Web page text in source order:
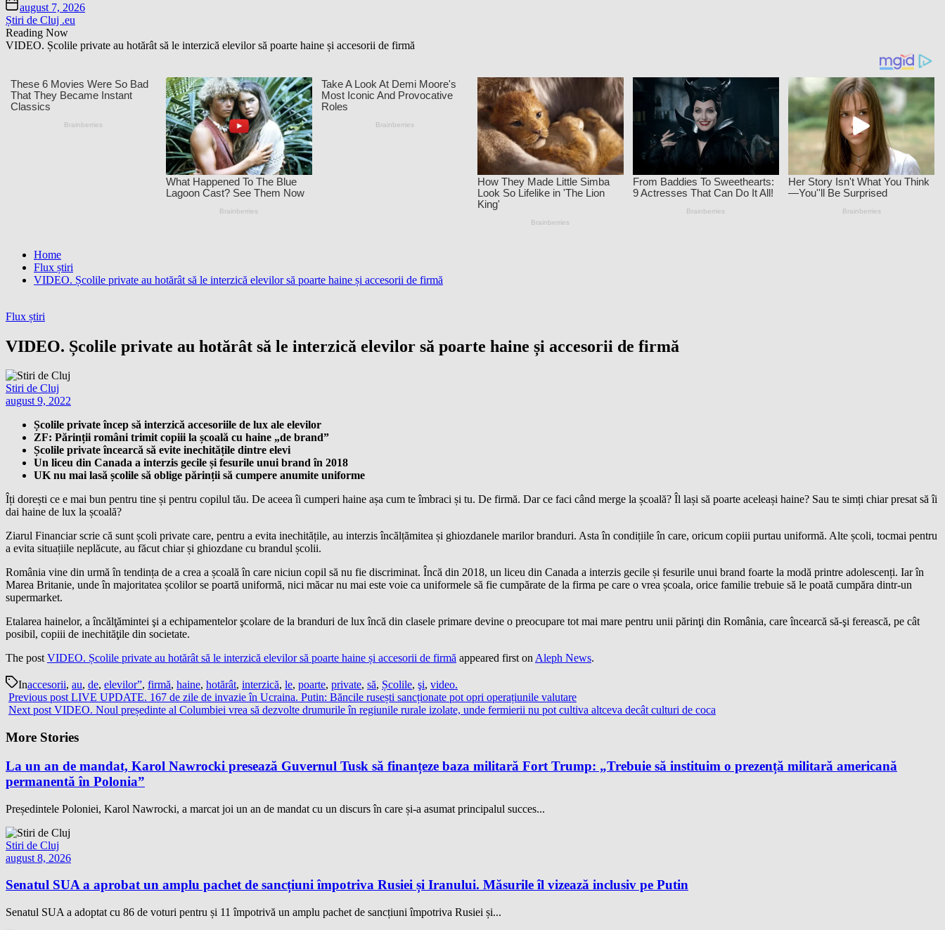
august 7, 2026
Știri de Cluj .eu
Reading Now
VIDEO. Școlile private au hotărât să le interzică elevilor să poarte haine și accesorii de firmă
Home
Flux știri
VIDEO. Școlile private au hotărât să le interzică elevilor să poarte haine și accesorii de firmă
Flux știri
VIDEO. Școlile private au hotărât să le interzică elevilor să poarte haine și accesorii de firmă
Stiri de Cluj
august 9, 2022
Școlile private încep să interzică accesoriile de lux ale elevilor
ZF: Părinții români trimit copiii la școală cu haine „de brand”
Școlile private încearcă să evite inechitățile dintre elevi
Un liceu din Canada a interzis gecile și fesurile unui brand în 2018
UK nu mai lasă școlile să oblige părinții să cumpere anumite uniforme
Îți dorești ce e mai bun pentru tine și pentru copilul tău. De aceea îi cumperi haine așa cum te îmbraci și tu. De firmă. Dar ce faci când merge la școală? Îl lași să poarte aceleași haine? Sau te simți chiar presat să îi
dai haine de lux la școală?
Ziarul Financiar scrie că sunt școli private care, pentru a evita inechitățile, au interzis încălțămitea și ghiozdanele marilor branduri. Asta în condițiile în care, oricum copiii purtau uniformă. Alte școli, tocmai pentru
a evita situațiile neplăcute, au făcut chiar și ghiozdane cu brandul școlii.
România vine din urmă în tendința de a crea a școală în care niciun copil să nu fie discriminat. Încă din 2018, un liceu din Canada a interzis gecile și fesurile unui brand foarte la modă printre adolescenți. Iar în
Marea Britanie, unde în majoritatea școlilor se poartă uniformă, nici măcar nu mai este voie ca uniformele să fie cumpărate de la firma pe care o vrea școala, orice familie trebuie să le poată cumpăra dintr-un
supermarket.
Etalarea hainelor, a încălţămintei şi a echipamentelor şcolare de la branduri de lux încă din clasele primare devine o preocupare tot mai mare pentru unii părinţi din România, care încearcă să-şi ferească, pe cât
posibil, copiii de inechităţile din societate.
The postVIDEO. Școlile private au hotărât să le interzică elevilor să poarte haine și accesorii de firmă appeared first onAleph News.
Inaccesorii, au, de, elevilor”, firmă, haine, hotărât, interzică, le, poarte, private, să, Școlile, şi, video.
Previous post LIVE UPDATE. 167 de zile de invazie în Ucraina. Putin: Băncile rusești sancționate pot opri operațiunile valutare
Next post VIDEO. Noul președinte al Columbiei vrea să dezvolte drumurile în regiunile rurale izolate, unde fermierii nu pot cultiva altceva decât culturi de coca
More Stories
La un an de mandat, Karol Nawrocki presează Guvernul Tusk să finanțeze baza militară Fort Trump: „Trebuie să instituim o prezență militară americană
permanentă în Polonia”
Președintele Poloniei, Karol Nawrocki, a marcat joi un an de mandat cu un discurs în care și-a asumat principalul succes...
Stiri de Cluj
august 8, 2026
Senatul SUA a aprobat un amplu pachet de sancțiuni împotriva Rusiei și Iranului. Măsurile îl vizează inclusiv pe Putin
Senatul SUA a adoptat cu 86 de voturi pentru și 11 împotrivă un amplu pachet de sancțiuni împotriva Rusiei și...